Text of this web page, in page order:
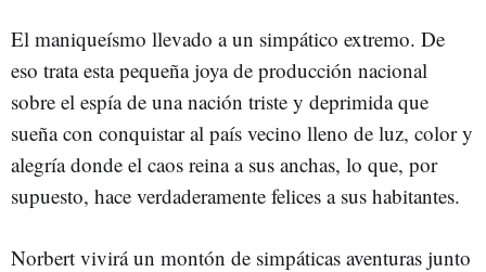
El maniqueísmo llevado a un simpático extremo. De
eso trata esta pequeña joya de producción nacional
sobre el espía de una nación triste y deprimida que
sueña con conquistar al país vecino lleno de luz, color y
alegría donde el caos reina a sus anchas, lo que, por
supuesto, hace verdaderamente felices a sus habitantes.
Norbert vivirá un montón de simpáticas aventuras junto